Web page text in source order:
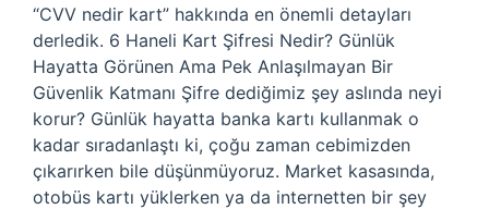
“CVV nedir kart” hakkında en önemli detayları
derledik. 6 Haneli Kart Şifresi Nedir? Günlük
Hayatta Görünen Ama Pek Anlaşılmayan Bir
Güvenlik Katmanı Şifre dediğimiz şey aslında neyi
korur? Günlük hayatta banka kartı kullanmak o
kadar sıradanlaştı ki, çoğu zaman cebimizden
çıkarırken bile düşünmüyoruz. Market kasasında,
otobüs kartı yüklerken ya da internetten bir şey